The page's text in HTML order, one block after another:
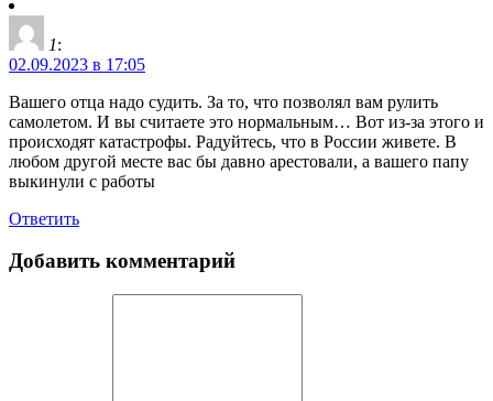
1:
02.09.2023 в 17:05
Вашего отца надо судить. За то, что позволял вам рулить
самолетом. И вы считаете это нормальным… Вот из-за этого и
происходят катастрофы. Радуйтесь, что в России живете. В
любом другой месте вас бы давно арестовали, а вашего папу
выкинули с работы
Ответить
Добавить комментарий